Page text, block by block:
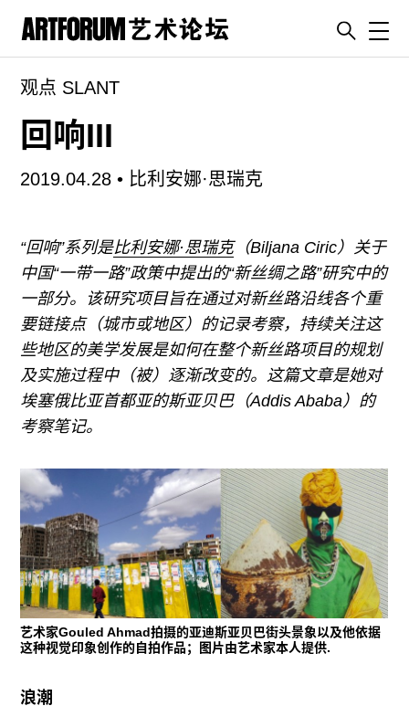
artguide
新闻
展评
杂志
视频
ENGLISH
ART & EDUCATION
广告
订阅
往期内容
联系我们
关注我们
观点 SLANT
回响III
2019.04.28 • 比利安娜·思瑞克
“回响”系列是比利安娜·思瑞克（Biljana Ciric）关于
中国“一带一路”政策中提出的“新丝绸之路”研究中的
一部分。该研究项目旨在通过对新丝路沿线各个重
要链接点（城市或地区）的记录考察，持续关注这
些地区的美学发展是如何在整个新丝路项目的规划
及实施过程中（被）逐渐改变的。这篇文章是她对
埃塞俄比亚首都亚的斯亚贝巴（Addis Ababa）的
考察笔记。
艺术家Gouled Ahmad拍摄的亚迪斯亚贝巴街头景象以及他依据
这种视觉印象创作的自拍作品；图片由艺术家本人提供.
浪潮